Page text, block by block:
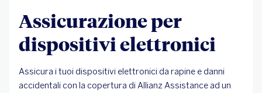
Assicurazione per
dispositivi elettronici
Assicura i tuoi dispositivi elettronici da rapine e danni
accidentali con la copertura di Allianz Assistance ad un